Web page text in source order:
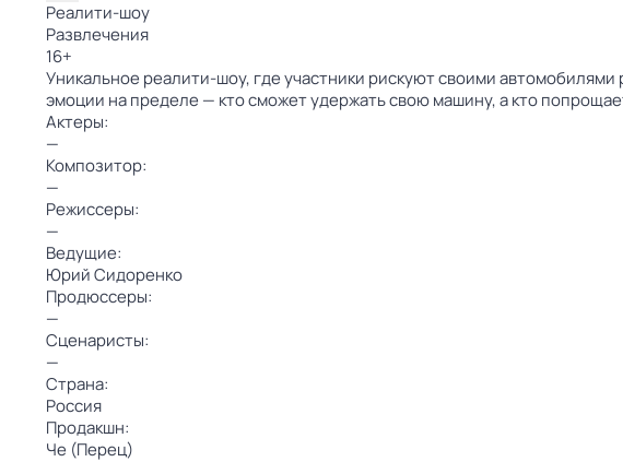
Реалити-шоу
Развлечения
16+
Уникальное реалити-шоу, где участники рискуют своими
эмоции на пределе — кто сможет удержать свою машину, а кто
Актеры:
—
Композитор:
—
Режиссеры:
—
Ведущие:
Юрий Сидоренко
Продюссеры:
—
Сценаристы:
—
Страна:
Россия
Продакшн:
Че (Перец)